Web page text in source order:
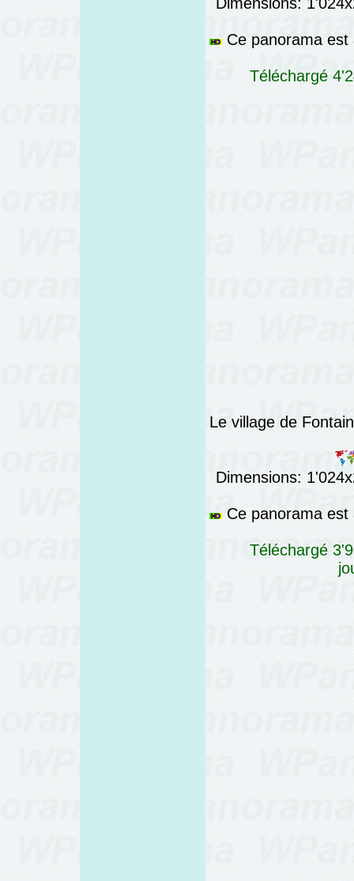
Ce panorama est
Téléchargé
Le village de
Dimensions:
Ce panorama est
Téléchargé